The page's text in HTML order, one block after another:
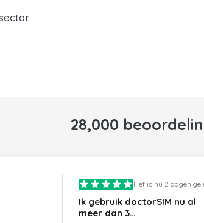
28,000
Het is nu 2 dagen
Ik gebruik doctorSIM nu al
meer dan 3…